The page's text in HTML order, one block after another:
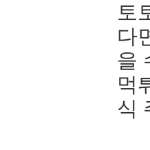
토
다
을
먹
식